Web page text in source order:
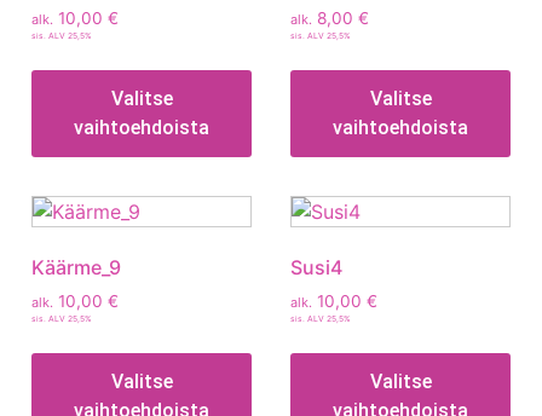
alk. 10,00 €
sis. ALV 25,5%
Valitse
vaihtoehdoista
alk. 8,00 €
sis. ALV 25,5%
Valitse
vaihtoehdoista
Käärme_9
alk. 10,00 €
sis. ALV 25,5%
Valitse
vaihtoehdoista
Susi4
alk. 10,00 €
sis. ALV 25,5%
Valitse
vaihtoehdoista